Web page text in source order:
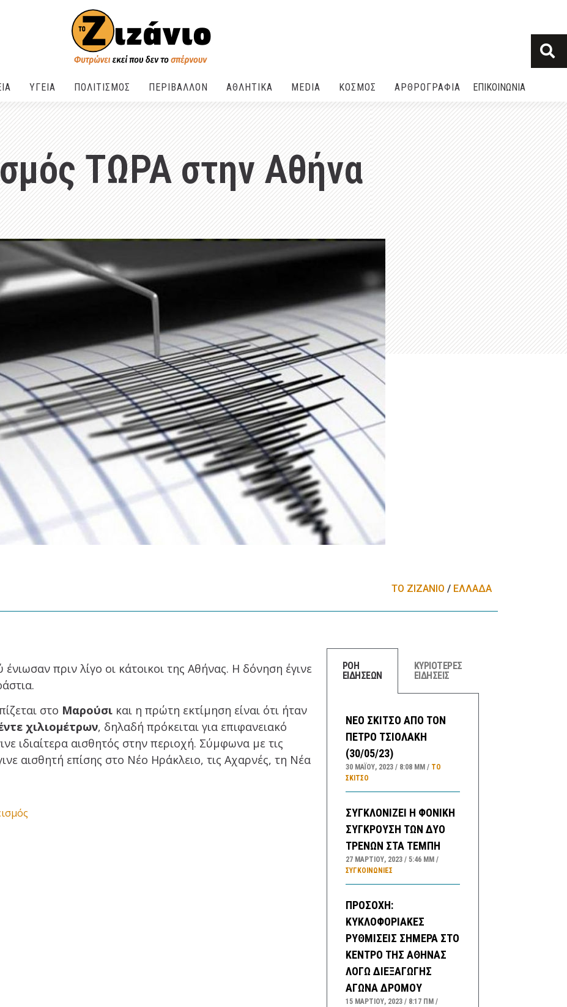
ΥΓΕΙΑ ΠΟΛΙΤΙΣΜΟΣ ΠΕΡΙΒΑΛΛΟΝ ΑΘΛΗΤΙΚΑ MEDIA ΚΟΣΜΟΣ ΑΡΘΡΟΓΡΑΦΙΑ ΕΠΙΚΟΙΝΩΝΙΑ
ΤΩΡΑ στην Αθήνα
ΤΟ ΖΙΖΑΝΙΟ / ΕΛΛΑΔA
πριν λίγο οι κάτοικοι της Αθήνας. Η δόνηση έγινε
στο Μαρούσι και η πρώτη εκτίμηση είναι ότι ήταν
χιλιομέτρων, δηλαδή πρόκειται για επιφανειακό
ιδιαίτερα αισθητός στην περιοχή. Σύμφωνα με τις
αισθητή επίσης στο Νέο Ηράκλειο, τις Αχαρνές, τη Νέα
ΡΟΗ
ΕΙΔΗΣΕΩΝ
ΚΥΡΙΟΤΕΡΕΣ
ΕΙΔΗΣΕΙΣ
ΝΕΟ ΣΚΙΤΣΟ ΑΠΟ ΤΟΝ
ΠΕΤΡΟ ΤΣΙΟΛΑΚΗ
(30/05/23)
30 ΜΑΪ́ΟΥ, 2023 8:08 ΜΜ
ΤΟ
ΣΚΊΤΣΟ
ΣΥΓΚΛΟΝΙΖΕΙ Η ΦΟΝΙΚΗ
ΣΥΓΚΡΟΥΣΗ ΤΩΝ ΔΥΟ
ΤΡΕΝΩΝ ΣΤΑ ΤΕΜΠΗ
27 ΜΑΡΤΊΟΥ, 2023 5:46 ΜΜ
ΣΥΓΚΟΙΝΩΝΊΕΣ
ΠΡΟΣΟΧΗ:
ΚΥΚΛΟΦΟΡΙΑΚΕΣ
ΡΥΘΜΙΣΕΙΣ ΣΗΜΕΡΑ ΣΤΟ
ΚΕΝΤΡΟ ΤΗΣ ΑΘΗΝΑΣ
ΛΟΓΩ ΔΙΕΞΑΓΩΓΗΣ
ΑΓΩΝΑ ΔΡΟΜΟΥ
15 ΜΑΡΤΊΟΥ, 2023 8:17 ΠΜ